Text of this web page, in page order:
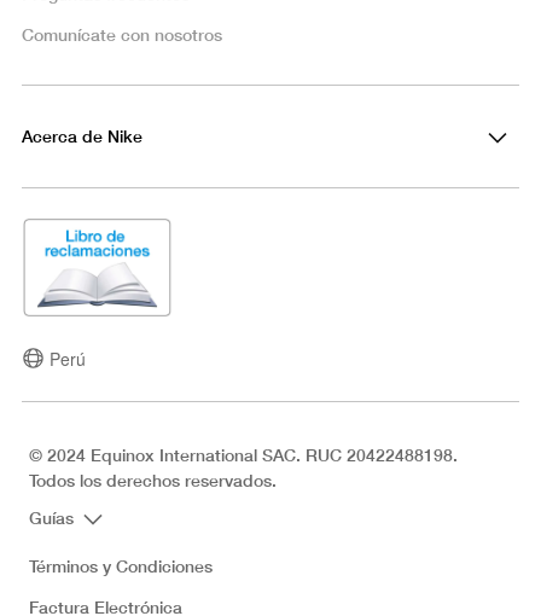
Comunícate con nosotros
Acerca de Nike
Perú
© 2024 Equinox International SAC. RUC 20422488198.
Todos los derechos reservados.
Guías
Términos y Condiciones
Factura Electrónica